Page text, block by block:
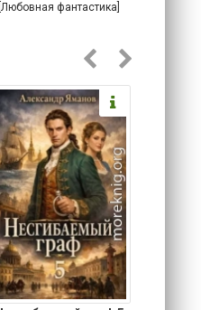
[Любовная фантастика]